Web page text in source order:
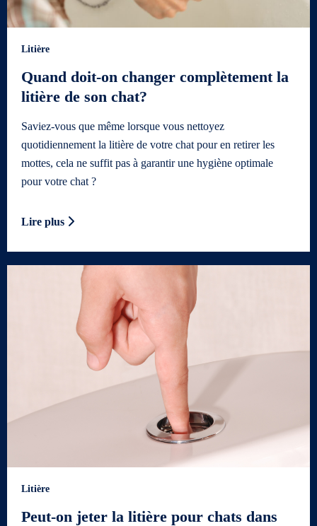
Litière
Quand doit-on changer complètement la
litière de son chat?
Saviez-vous que même lorsque vous nettoyez
quotidiennement la litière de votre chat pour en retirer les
mottes, cela ne suffit pas à garantir une hygiène optimale
pour votre chat ?
Lire plus
Litière
Peut-on jeter la litière pour chats dans